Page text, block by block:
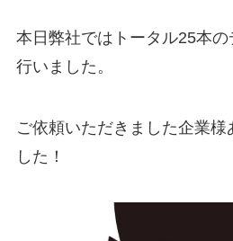
本日弊社ではトータル25本
行いました。
ご依頼いただきました企業様
した！